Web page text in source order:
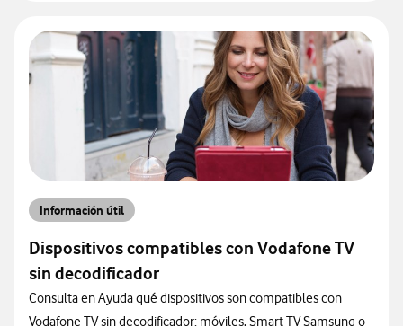
Información útil
Dispositivos compatibles con Vodafone TV
sin decodificador
Consulta en Ayuda qué dispositivos son compatibles con
Vodafone TV sin decodificador: móviles, Smart TV Samsung o